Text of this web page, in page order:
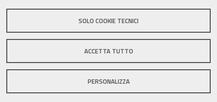
SOLO COOKIE TECNICI
ACCETTA TUTTO
PERSONALIZZA
Sito istituzionale Comune di Zola Predosa
Privacy policy|DPO|Accessibilità